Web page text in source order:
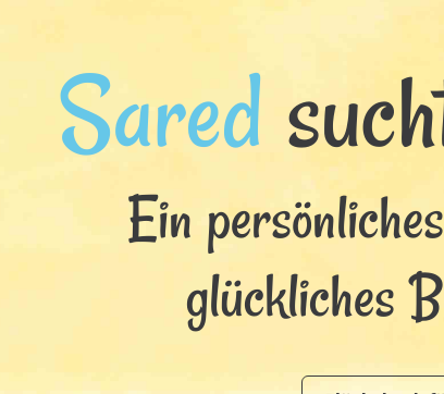
Sared
Ein
glückliches